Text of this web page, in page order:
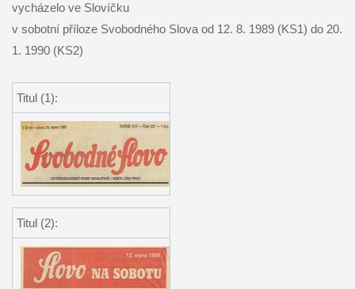
vycházelo ve Slovíčku
v sobotní příloze Svobodného Slova od 12. 8. 1989 (KS1) do 20.
1. 1990 (KS2)
Titul (1):
Titul (2):